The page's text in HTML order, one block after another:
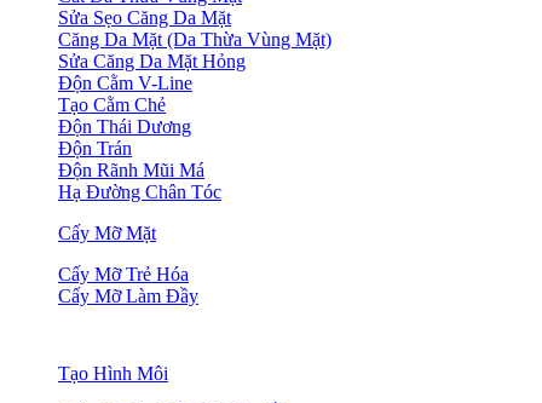
Sửa Sẹo Căng Da Mặt
Căng Da Mặt (Da Thừa Vùng Mặt)
Sửa Căng Da Mặt Hỏng
Độn Cằm V-Line
Tạo Cằm Chẻ
Độn Thái Dương
Độn Trán
Độn Rãnh Mũi Má
Hạ Đường Chân Tóc
Cấy Mỡ Mặt
Cấy Mỡ Trẻ Hóa
Cấy Mỡ Làm Đầy
Tạo Hình Môi